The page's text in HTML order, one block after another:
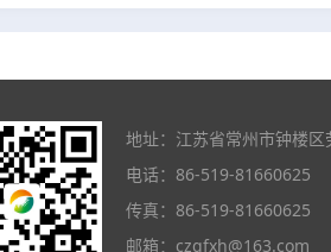
地址：江苏省常州市钟楼
电话：86-519-81660625
传真：86-519-81660625
邮箱： czgfxh@163.com